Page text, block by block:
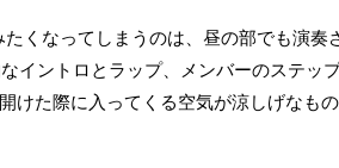
くなってしまうのは、昼の部でも演奏
イントロとラップ、メンバーのステッ
けた際に入ってくる空気が涼しげなも